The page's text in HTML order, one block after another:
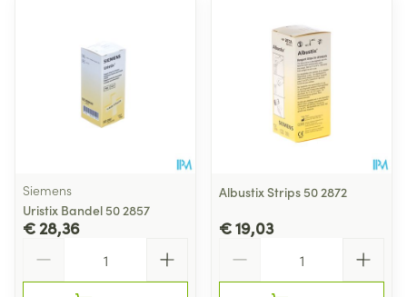
Siemens
Uristix Bandel 50 2857
€ 28,36
Albustix Strips 50 2872
€ 19,03